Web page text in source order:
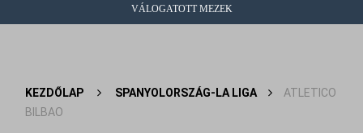
VÁLOGATOTT MEZEK
KEZDŐLAP > SPANYOLORSZÁG-LA LIGA >
ATLETICO
BILBAO